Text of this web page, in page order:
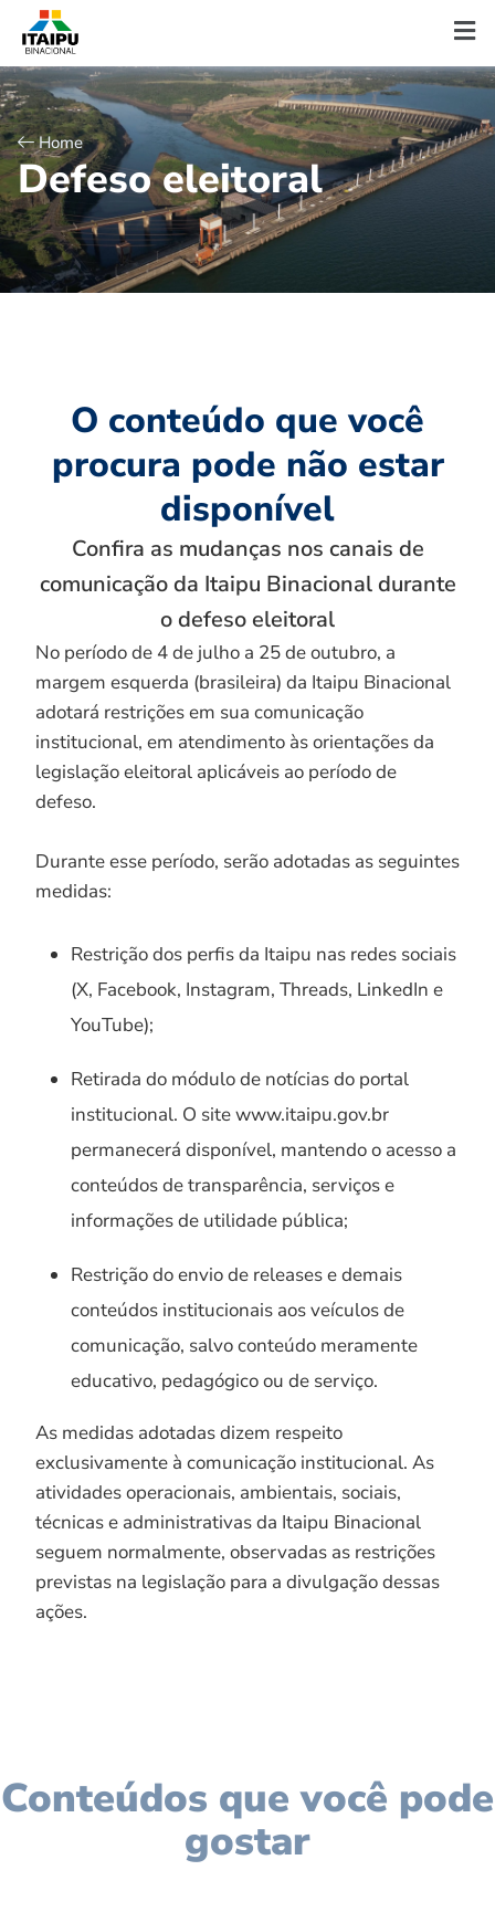
Home
Defeso eleitoral
O conteúdo que você
procura pode não estar
disponível
Confira as mudanças nos canais de
comunicação da Itaipu Binacional durante
o defeso eleitoral
No período de 4 de julho a 25 de outubro, a
margem esquerda (brasileira) da Itaipu Binacional
adotará restrições em sua comunicação
institucional, em atendimento às orientações da
legislação eleitoral aplicáveis ao período de
defeso.
Durante esse período, serão adotadas as seguintes
medidas:
Restrição dos perfis da Itaipu nas redes sociais
(X, Facebook, Instagram, Threads, LinkedIn e
YouTube);
Retirada do módulo de notícias do portal
institucional. O site www.itaipu.gov.br
permanecerá disponível, mantendo o acesso a
conteúdos de transparência, serviços e
informações de utilidade pública;
Restrição do envio de releases e demais
conteúdos institucionais aos veículos de
comunicação, salvo conteúdo meramente
educativo, pedagógico ou de serviço.
As medidas adotadas dizem respeito
exclusivamente à comunicação institucional. As
atividades operacionais, ambientais, sociais,
técnicas e administrativas da Itaipu Binacional
seguem normalmente, observadas as restrições
previstas na legislação para a divulgação dessas
ações.
Conteúdos que você pode
gostar